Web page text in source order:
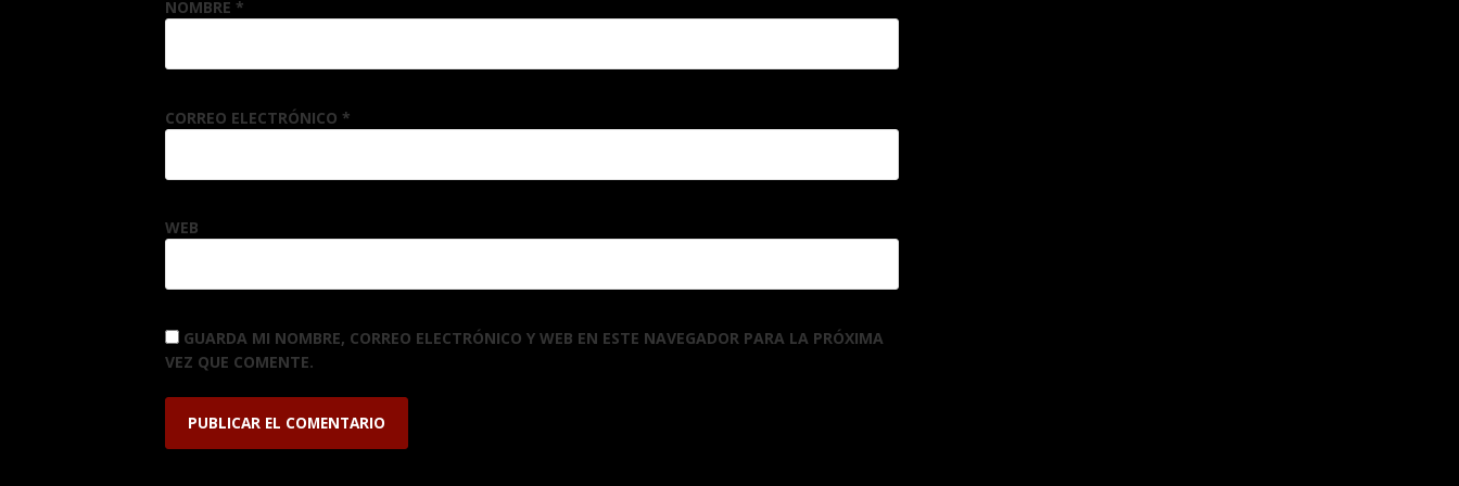
NOMBRE *
CORREO ELECTRÓNICO *
WEB
GUARDA MI NOMBRE, CORREO ELECTRÓNICO Y WEB EN ESTE NAVEGADOR PARA LA PRÓXIMA
VEZ QUE COMENTE.